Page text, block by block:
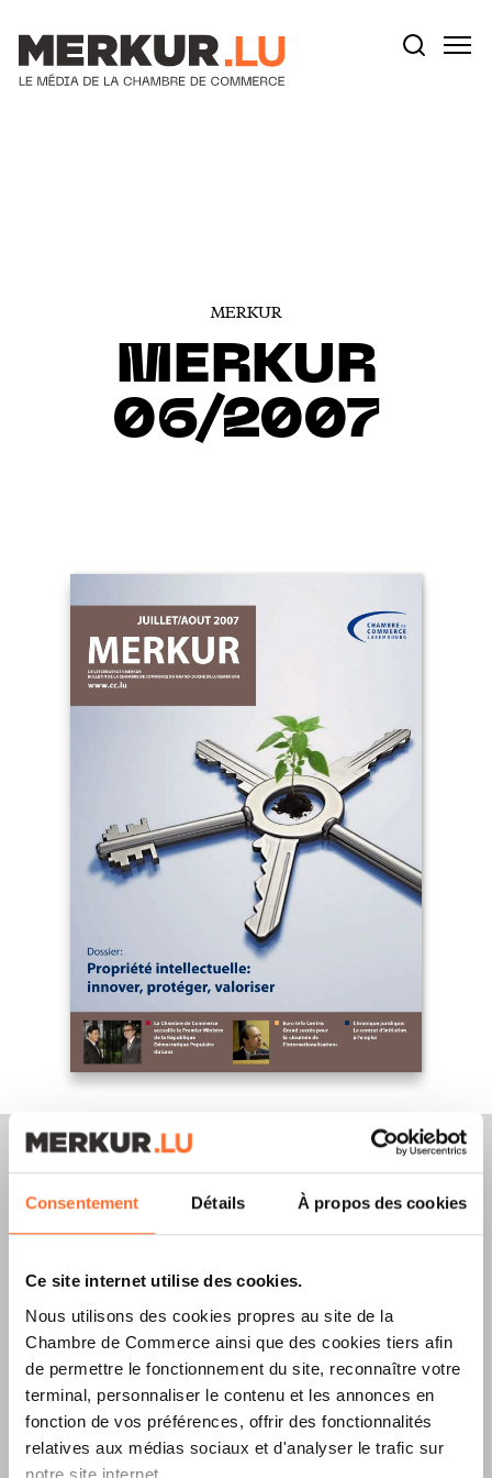
Consentement Détails À propos des cookies
Ce site internet utilise des cookies.
Nous utilisons des cookies propres au site de la
Chambre de Commerce ainsi que des cookies tiers afin
de permettre le fonctionnement du site, reconnaître votre
terminal, personnaliser le contenu et les annonces en
fonction de vos préférences, offrir des fonctionnalités
relatives aux médias sociaux et d'analyser le trafic sur
notre site internet.
MERKUR
MERKUR
06/2007
Merkur Magazine
L’ÉDITIONÉTÉ
2026EST
DISPONIBLE !